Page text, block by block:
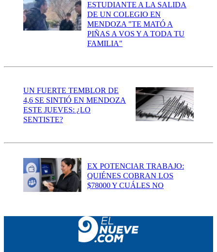
ESTUDIANTE A LA SALIDA
DE UN COLEGIO EN
MENDOZA "TE MATÓ A
PIÑAS A VOS Y A TODA TU
FAMILIA"
UN FUERTE TEMBLOR DE
4,6 SE SINTIÓ EN MENDOZA
ESTE JUEVES: ¿LO
SENTISTE?
EX POTENCIAR TRABAJO:
QUIÉNES COBRAN LOS
$78000 Y CUÁLES NO